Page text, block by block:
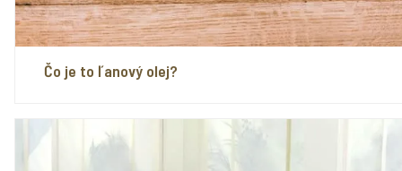
Čo je to ľanový olej?